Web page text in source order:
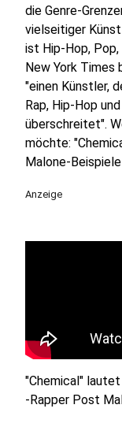
die Genre-
vielseitiger
ist Hip-Hop, Pop,
New York Times
"einen Künstler,
Rap, Hip-Hop
überschreitet".
möchte:
Malone-
Anzeige
"Chemical"
-Rapper Post